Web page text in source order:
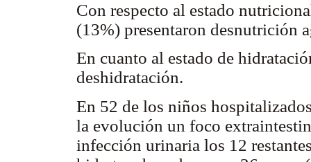
Con respecto al estado
(13%) presentaron desnutrición
En cuanto al estado de
deshidratación.
En 52 de los niños
la evolución un foco
infección urinaria los 12